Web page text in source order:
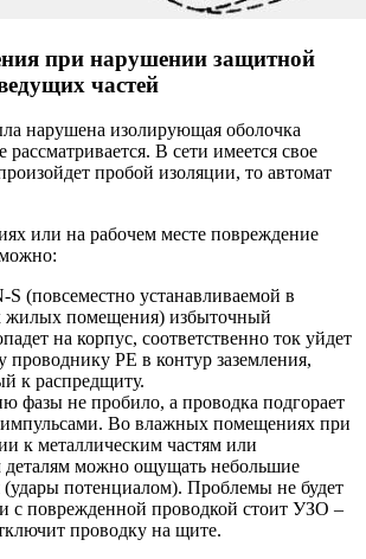
при нарушении защитной
частей
нарушена изолирующая оболочка
рассматривается. В сети имеется свое
пробой изоляции, то автомат
или на рабочем месте повреждение
S (повсеместно устанавливаемой в
жилых помещения) избыточный
на корпус, соответственно ток уйдет
проводнику PE в контур заземления,
к распредщиту.
фазы не пробило, а проводка подгорает
Во влажных помещениях при
к металлическим частям или
деталям можно ощущать небольшие
потенциалом). Проблемы не будет
с поврежденной проводкой стоит УЗО –
проводку на щите.